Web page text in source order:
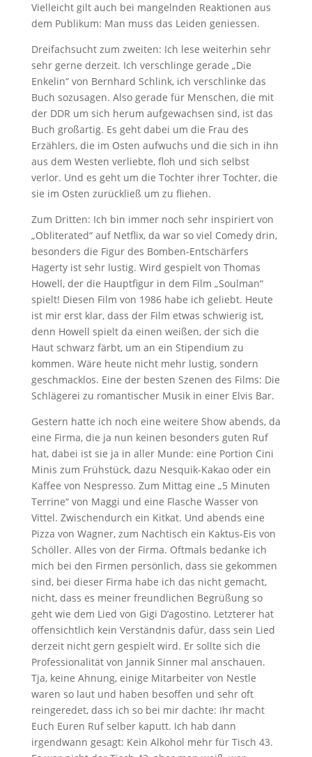
Vielleicht gilt auch bei mangelnden Reaktionen aus
dem Publikum: Man muss das Leiden geniessen.
Dreifachsucht zum zweiten: Ich lese weiterhin sehr
sehr gerne derzeit. Ich verschlinge gerade „Die
Enkelin“ von Bernhard Schlink, ich verschlinke das
Buch sozusagen. Also gerade für Menschen, die mit
der DDR um sich herum aufgewachsen sind, ist das
Buch großartig. Es geht dabei um die Frau des
Erzählers, die im Osten aufwuchs und die sich in ihn
aus dem Westen verliebte, floh und sich selbst
verlor. Und es geht um die Tochter ihrer Tochter, die
sie im Osten zurückließ um zu fliehen.
Zum Dritten: Ich bin immer noch sehr inspiriert von
„Obliterated“ auf Netflix, da war so viel Comedy drin,
besonders die Figur des Bomben-Entschärfers
Hagerty ist sehr lustig. Wird gespielt von Thomas
Howell, der die Hauptfigur in dem Film „Soulman“
spielt! Diesen Film von 1986 habe ich geliebt. Heute
ist mir erst klar, dass der Film etwas schwierig ist,
denn Howell spielt da einen weißen, der sich die
Haut schwarz färbt, um an ein Stipendium zu
kommen. Wäre heute nicht mehr lustig, sondern
geschmacklos. Eine der besten Szenen des Films: Die
Schlägerei zu romantischer Musik in einer Elvis Bar.
Gestern hatte ich noch eine weitere Show abends, da
eine Firma, die ja nun keinen besonders guten Ruf
hat, dabei ist sie ja in aller Munde: eine Portion Cini
Minis zum Frühstück, dazu Nesquik-Kakao oder ein
Kaffee von Nespresso. Zum Mittag eine „5 Minuten
Terrine“ von Maggi und eine Flasche Wasser von
Vittel. Zwischendurch ein Kitkat. Und abends eine
Pizza von Wagner, zum Nachtisch ein Kaktus-Eis von
Schöller. Alles von der Firma. Oftmals bedanke ich
mich bei den Firmen persönlich, dass sie gekommen
sind, bei dieser Firma habe ich das nicht gemacht,
nicht, dass es meiner freundlichen Begrüßung so
geht wie dem Lied von Gigi D’agostino. Letzterer hat
offensichtlich kein Verständnis dafür, dass sein Lied
derzeit nicht gern gespielt wird. Er sollte sich die
Professionalität von Jannik Sinner mal anschauen.
Tja, keine Ahnung, einige Mitarbeiter von Nestle
waren so laut und haben besoffen und sehr oft
reingeredet, dass ich so bei mir dachte: Ihr macht
Euch Euren Ruf selber kaputt. Ich hab dann
irgendwann gesagt: Kein Alkohol mehr für Tisch 43.